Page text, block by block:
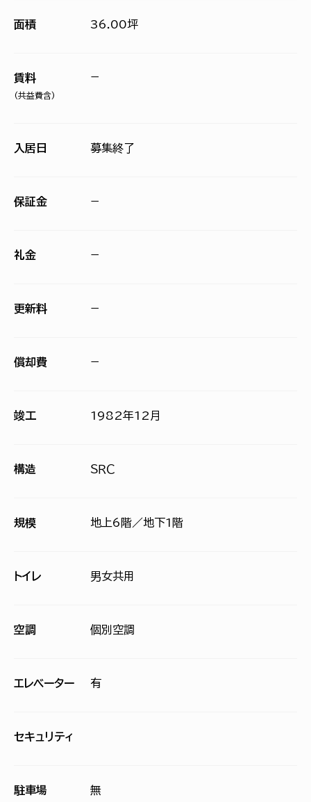
面積 36.00坪
賃料
(共益費含)
−
入居日 募集終了
保証金 −
礼金 −
更新料 −
償却費 −
竣工 1982年12月
構造 ＳＲＣ
規模 地上6階／地下1階
トイレ 男女共用
空調 個別空調
エレベーター 有
セキュリティ
駐車場 無